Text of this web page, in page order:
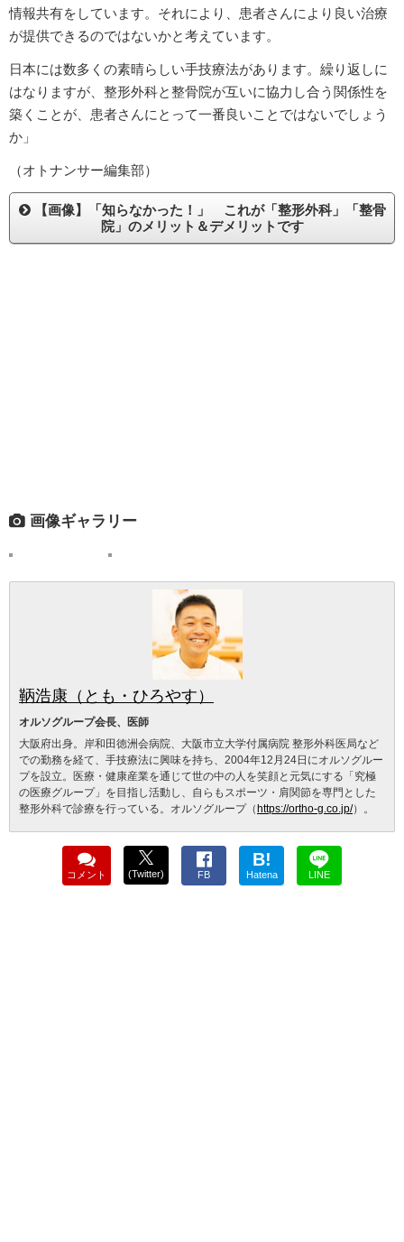
情報共有をしています。それにより、患者さんにより良い治療
が提供できるのではないかと考えています。
日本には数多くの素晴らしい手技療法があります。繰り返しに
はなりますが、整形外科と整骨院が互いに協力し合う関係性を
築くことが、患者さんにとって一番良いことではないでしょう
か」
（オトナンサー編集部）
【画像】「知らなかった！」 これが「整形外科」「整骨
院」のメリット＆デメリットです
画像ギャラリー
鞆浩康（とも・ひろやす）
オルソグループ会長、医師
大阪府出身。岸和田徳洲会病院、大阪市立大学付属病院 整形外科医局など
での勤務を経て、手技療法に興味を持ち、2004年12月24日にオルソグルー
プを設立。医療・健康産業を通じて世の中の人を笑顔と元気にする「究極
の医療グループ」を目指し活動し、自らもスポーツ・肩関節を専門とした
整形外科で診療を行っている。オルソグループ（ https://ortho-g.co.jp/）。
コメント (Twitter) FB
B!
Hatena LINE